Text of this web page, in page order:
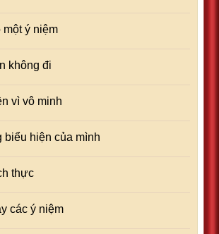
một ý niệm
không đi
vì vô minh
biểu hiện của mình
thực
các ý niệm